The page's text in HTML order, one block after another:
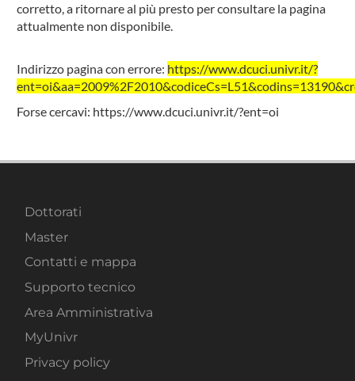
corretto, a ritornare al più presto per consultare la pagina
attualmente non disponibile.
Indirizzo pagina con errore: https://www.dcuci.univr.it/?
Forse cercavi: https://www.dcuci.univr.it/?ent=oi
Dottorati
Master
Contatti e mappa
Supporto tecnico
Area Amministrativa
MyUnivr
Privacy policy